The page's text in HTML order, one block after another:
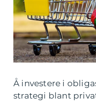
Å investere i
strategi blant